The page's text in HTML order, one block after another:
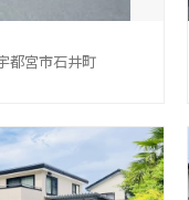
都宮市石井町